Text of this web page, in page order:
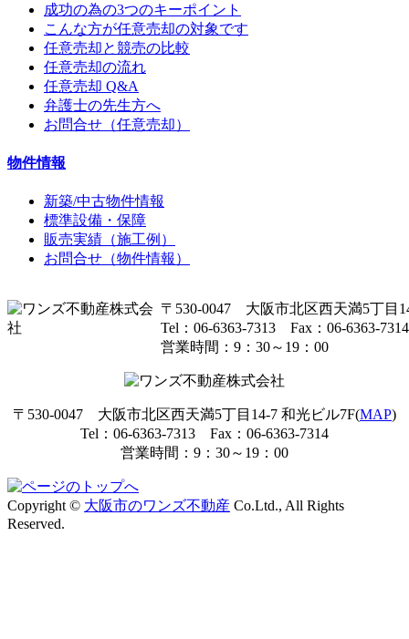
成功の為の3つのキーポイント
こんな方が任意売却の対象です
任意売却と競売の比較
任意売却の流れ
任意売却 Q&A
弁護士の先生方へ
お問合せ（任意売却）
物件情報
新築/中古物件情報
標準設備・保障
販売実績（施工例）
お問合せ（物件情報）
〒530-0047 大阪市北区西天満5丁目
Tel：06-6363-7313 Fax：06-6363-7314
営業時間：9：30～19：00
〒530-0047 大阪市北区西天満5丁目14-7 和光ビル7F(MAP)
Tel：06-6363-7313 Fax：06-6363-7314
営業時間：9：30～19：00
Copyright © 大阪市のワンズ不動産 Co.Ltd., All Rights
Reserved.